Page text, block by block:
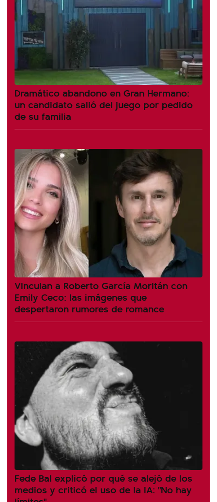
Dramático abandono en Gran Hermano:
un candidato salió del juego por pedido
de su familia
Vinculan a Roberto García Moritán con
Emily Ceco: las imágenes que
despertaron rumores de romance
Fede Bal explicó por qué se alejó de los
medios y criticó el uso de la IA: "No hay